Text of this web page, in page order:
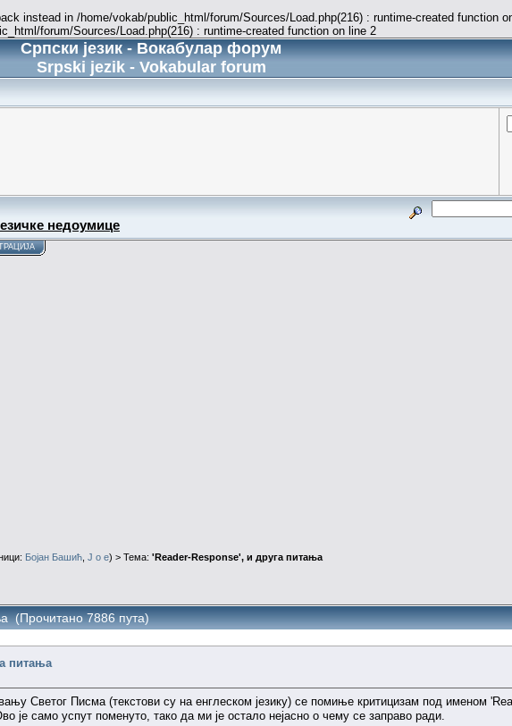
instead in /home/vokab/public_html/forum/Sources/Load.php(216) : runtime-created function
forum/Sources/Load.php(216) : runtime-created function on line 2
Српски језик - Вокабулар форум
Srpski jezik - Vokabular forum
недоумице
Бојан Башић J o e) > Тема: 'Reader-Response', и друга питања
(Прочитано 7886 пута)
питања
Светог Писма (текстови су на енглеском језику) се помиње критицизам под именом
је само успут поменуто, тако да ми је остало нејасно о чему се заправо ради.